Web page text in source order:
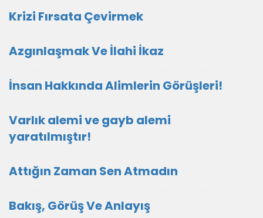
Krizi Fırsata Çevirmek
Azgınlaşmak Ve İlahi İkaz
İnsan Hakkında Alimlerin Görüşleri!
Varlık alemi ve gayb alemi
yaratılmıştır!
Attığın Zaman Sen Atmadın
Bakış, Görüş Ve Anlayış